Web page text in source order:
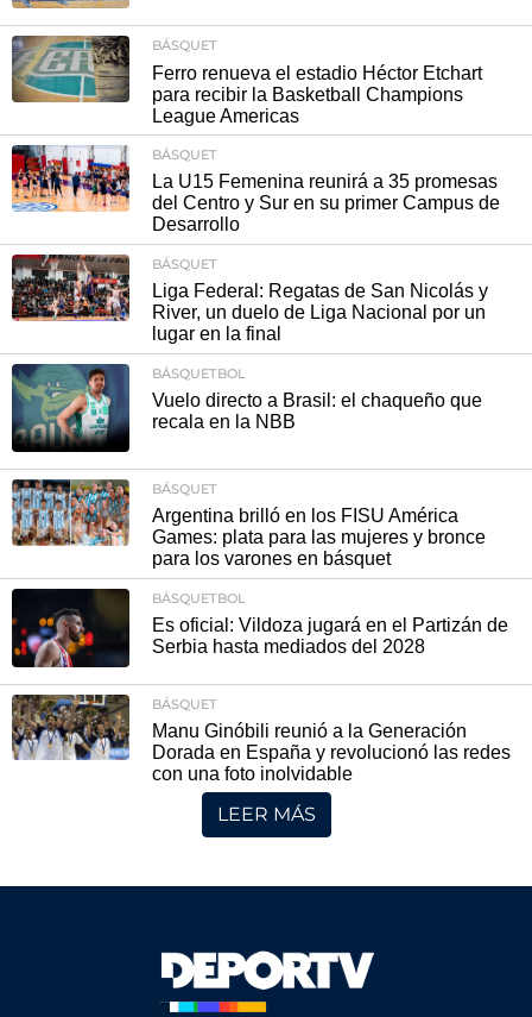
BÁSQUET
Ferro renueva el estadio Héctor Etchart
para recibir la Basketball Champions
League Americas
BÁSQUET
La U15 Femenina reunirá a 35 promesas
del Centro y Sur en su primer Campus de
Desarrollo
BÁSQUET
Liga Federal: Regatas de San Nicolás y
River, un duelo de Liga Nacional por un
lugar en la final
BÁSQUETBOL
Vuelo directo a Brasil: el chaqueño que
recala en la NBB
BÁSQUET
Argentina brilló en los FISU América
Games: plata para las mujeres y bronce
para los varones en básquet
BÁSQUETBOL
Es oficial: Vildoza jugará en el Partizán de
Serbia hasta mediados del 2028
BÁSQUET
Manu Ginóbili reunió a la Generación
Dorada en España y revolucionó las redes
con una foto inolvidable
LEER MÁS